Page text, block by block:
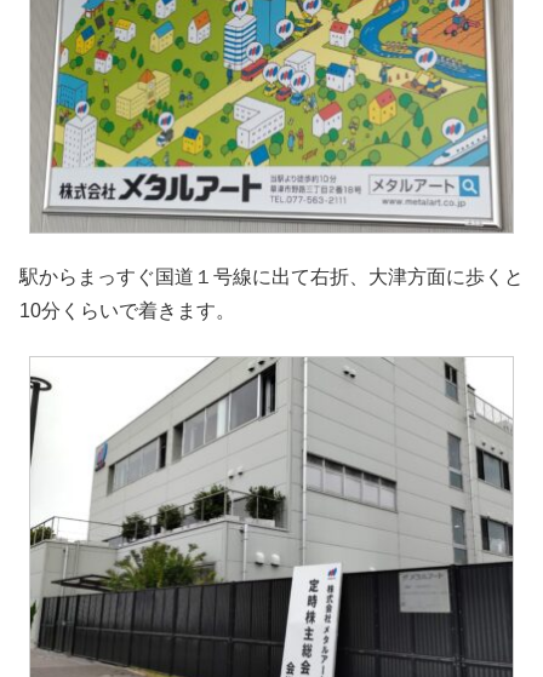
駅からまっすぐ国道１号線に出て右折、大津方面に歩くと
10分くらいで着きます。